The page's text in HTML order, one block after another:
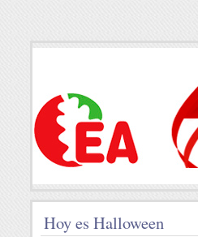
Hoy es Halloween